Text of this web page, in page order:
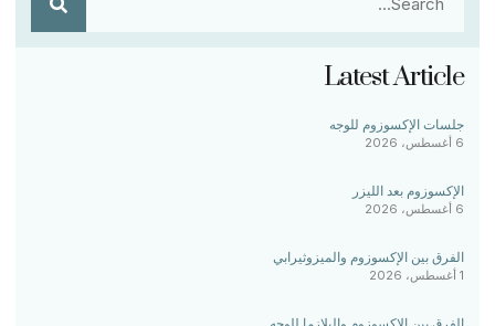
Latest Article
جلسات الإكسوزوم للوجه
6 أغسطس، 2026
الإكسوزوم بعد الليزر
6 أغسطس، 2026
الفرق بين الإكسوزوم والميزوثيرابي
1 أغسطس، 2026